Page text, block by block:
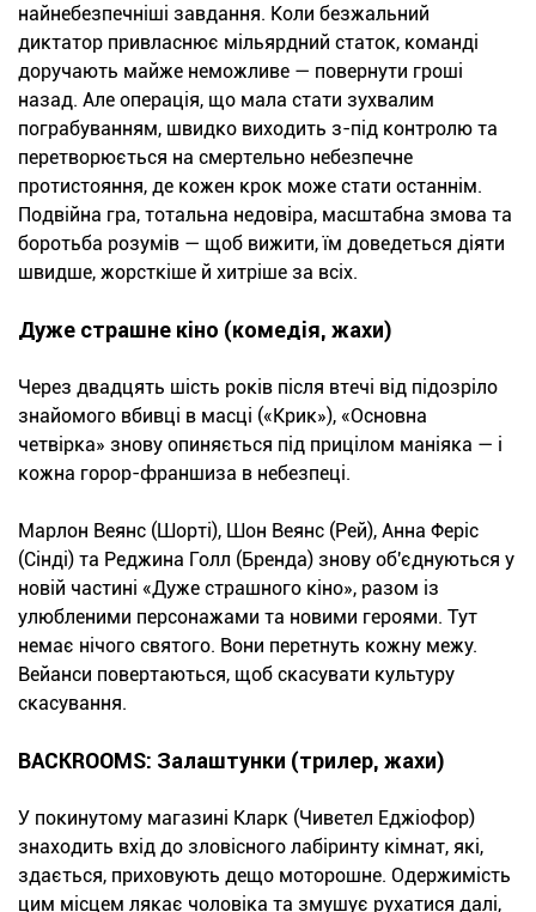
найнебезпечніші завдання. Коли безжальний
диктатор привласнює мільярдний статок, команді
доручають майже неможливе — повернути гроші
назад. Але операція, що мала стати зухвалим
пограбуванням, швидко виходить з-під контролю та
перетворюється на смертельно небезпечне
протистояння, де кожен крок може стати останнім.
Подвійна гра, тотальна недовіра, масштабна змова та
боротьба розумів — щоб вижити, їм доведеться діяти
швидше, жорсткіше й хитріше за всіх.
Дуже страшне кіно (комедія, жахи)
Через двадцять шість років після втечі від підозріло
знайомого вбивці в масці («Крик»), «Основна
четвірка» знову опиняється під прицілом маніяка — і
кожна горор-франшиза в небезпеці.
Марлон Веянс (Шорті), Шон Веянс (Рей), Анна Феріс
(Сінді) та Реджина Голл (Бренда) знову об'єднуються у
новій частині «Дуже страшного кіно», разом із
улюбленими персонажами та новими героями. Тут
немає нічого святого. Вони перетнуть кожну межу.
Вейанси повертаються, щоб скасувати культуру
скасування.
BACKROOMS: Залаштунки (трилер, жахи)
У покинутому магазині Кларк (Чиветел Еджіофор)
знаходить вхід до зловісного лабіринту кімнат, які,
здається, приховують дещо моторошне. Одержимість
цим місцем лякає чоловіка та змушує рухатися далі,